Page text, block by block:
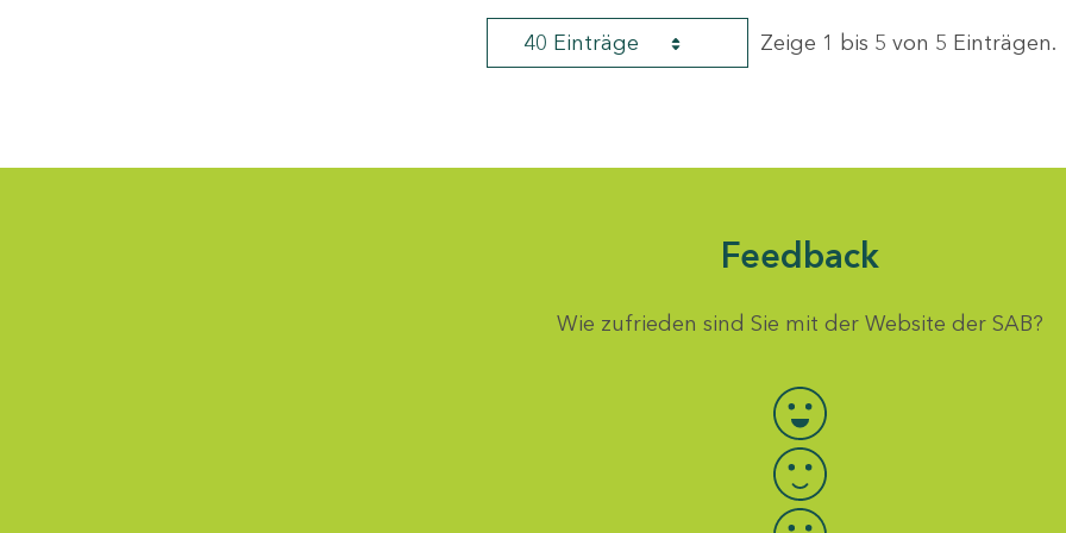
40 Einträge Zeige 1 bis 5 von 5 Einträgen.
Feedback
Wie zufrieden sind Sie mit der Website der SAB?
Bewertung auswählen